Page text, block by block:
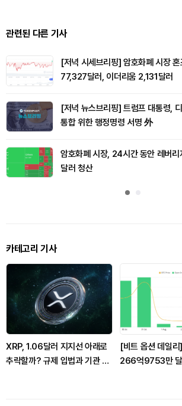
관련된 다른 기사
[저녁 시세브리핑] 암호화폐 시장
77,327달러, 이더리움 2,131달러
[저녁 뉴스브리핑] 트럼프 대통령,
통합 위한 행정명령 서명 外
암호화폐 시장, 24시간 동안 레버
달러 청산
카테고리 기사
XRP, 1.06달러 지지선 아래로
추락할까? 규제 입법과 기관 자
[비트 옵션 데일
266억9753만